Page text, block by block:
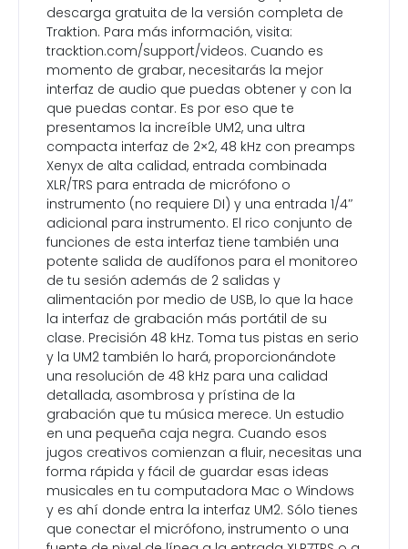
descarga gratuita de la versión completa de
Traktion. Para más información, visita:
tracktion.com/support/videos. Cuando es
momento de grabar, necesitarás la mejor
interfaz de audio que puedas obtener y con la
que puedas contar. Es por eso que te
presentamos la increíble UM2, una ultra
compacta interfaz de 2×2, 48 kHz con preamps
Xenyx de alta calidad, entrada combinada
XLR/TRS para entrada de micrófono o
instrumento (no requiere DI) y una entrada 1/4″
adicional para instrumento. El rico conjunto de
funciones de esta interfaz tiene también una
potente salida de audífonos para el monitoreo
de tu sesión además de 2 salidas y
alimentación por medio de USB, lo que la hace
la interfaz de grabación más portátil de su
clase. Precisión 48 kHz. Toma tus pistas en serio
y la UM2 también lo hará, proporcionándote
una resolución de 48 kHz para una calidad
detallada, asombrosa y prístina de la
grabación que tu música merece. Un estudio
en una pequeña caja negra. Cuando esos
jugos creativos comienzan a fluir, necesitas una
forma rápida y fácil de guardar esas ideas
musicales en tu computadora Mac o Windows
y es ahí donde entra la interfaz UM2. Sólo tienes
que conectar el micrófono, instrumento o una